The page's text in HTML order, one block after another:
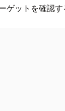
ットを確認す